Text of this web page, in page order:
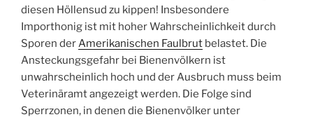
diesen Höllensud zu kippen! Insbesondere
Importhonig ist mit hoher Wahrscheinlichkeit durch
Sporen derAmerikanischen Faulbrut belastet. Die
Ansteckungsgefahr bei Bienenvölkern ist
unwahrscheinlich hoch und der Ausbruch muss beim
Veterinäramt angezeigt werden. Die Folge sind
Sperrzonen, in denen die Bienenvölker unter